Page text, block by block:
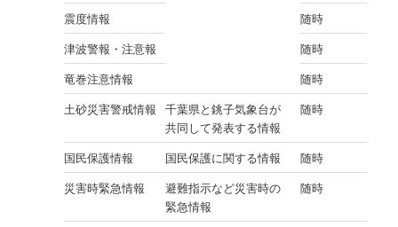
震度情報
随時
津波警報・注意報
随時
竜巻注意情報
随時
土砂災害警戒情報 千葉県と銚子気象台が
共同して発表する情報
随時
国民保護情報 国民保護に関する情報
随時
災害時緊急情報
避難指示など災害時の
緊急情報
随時